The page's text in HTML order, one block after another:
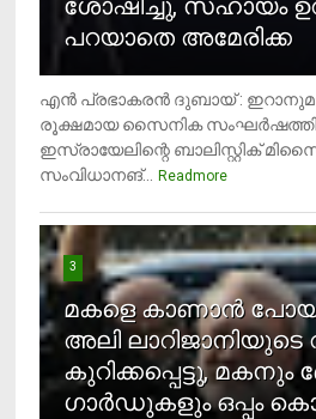
ശോഷിച്ചു, സഹായം
പറയാതെ അമേരിക്ക
എന്‍ പ്രഭാകരന്‍ ദുബായ് :
രൂക്ഷമായ സൈനിക
ഇസ്രായേലിന്റെ ബാലിസ്റ്റിക്
സംവിധാനങ്... Readmore
3
മകളെ കാണാന്‍ പോയ
അലി ലാറിജാനിയുടെ
കുറിക്കപ്പെട്ടു,
ഗാര്‍ഡുകളും ഒപ്പം